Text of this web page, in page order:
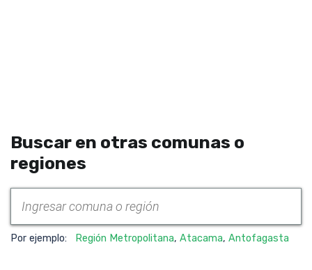
Buscar en otras comunas o
regiones
Por ejemplo: Región Metropolitana, Atacama, Antofagasta